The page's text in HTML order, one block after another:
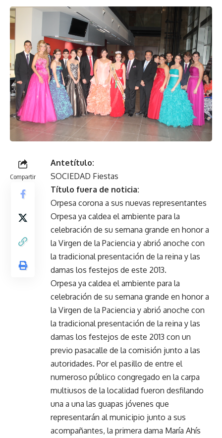
Compartir
Antetítulo:
SOCIEDAD Fiestas
Título fuera de noticia:
Orpesa corona a sus nuevas representantes
Orpesa ya caldea el ambiente para la
celebración de su semana grande en honor a
la Virgen de la Paciencia y abrió anoche con
la tradicional presentación de la reina y las
damas los festejos de este 2013.
Orpesa ya caldea el ambiente para la
celebración de su semana grande en honor a
la Virgen de la Paciencia y abrió anoche con
la tradicional presentación de la reina y las
damas los festejos de este 2013 con un
previo pasacalle de la comisión junto a las
autoridades. Por el pasillo de entre el
numeroso público congregado en la carpa
multiusos de la localidad fueron desfilando
una a una las guapas jóvenes que
representarán al municipio junto a sus
acompañantes, la primera dama María Ahís